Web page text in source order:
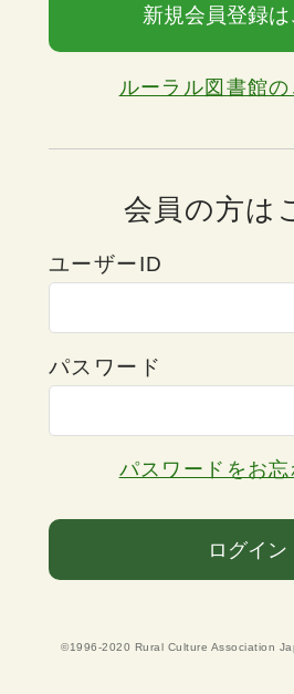
新規会員登録は
ルーラル図書館の
会員の方は
ユーザーID
パスワード
パスワードをお忘
ログイン
©1996-2020 Rural Culture Association